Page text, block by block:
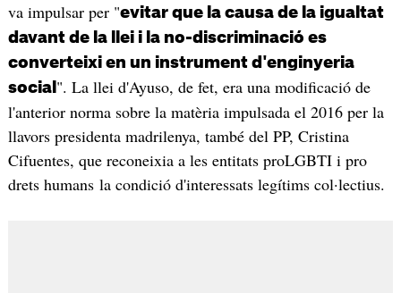
va impulsar per "evitar que la causa de la igualtat
davant de la llei i la no-discriminació es
converteixi en un instrument d'enginyeria
social ". La llei d'Ayuso, de fet, era una modificació de
l'anterior norma sobre la matèria impulsada el 2016 per la
llavors presidenta madrilenya, també del PP, Cristina
Cifuentes, que reconeixia a les entitats proLGBTI i pro
drets humans la condició d'interessats legítims col·lectius.